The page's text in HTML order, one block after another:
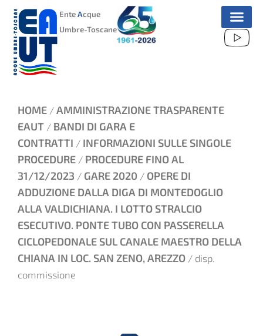
VAI
CONTENUTO
EnteAcque
Umbre-Toscane
HOME / AMMINISTRAZIONE TRASPARENTE
EAUT / BANDI DI GARA E
CONTRATTI / INFORMAZIONI SULLE SINGOLE
PROCEDURE / PROCEDURE FINO AL
31/12/2023 / GARE 2020 / OPERE DI
ADDUZIONE DALLA DIGA DI MONTEDOGLIO
ALLA VALDICHIANA. I LOTTO STRALCIO
ESECUTIVO. PONTE TUBO CON PASSERELLA
CICLOPEDONALE SUL CANALE MAESTRO DELLA
CHIANA IN LOC. SAN ZENO, AREZZO / disp.
commissione